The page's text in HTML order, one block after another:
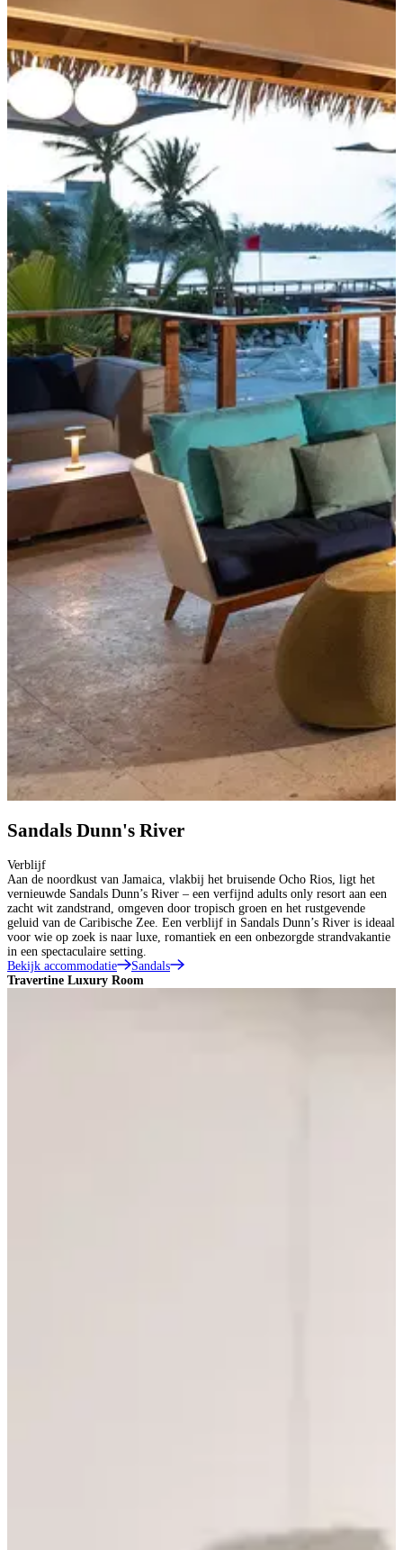
Sandals Dunn's River
Verblijf
Aan de noordkust van Jamaica, vlakbij het bruisende Ocho Rios, ligt het
vernieuwde Sandals Dunn’s River – een verfijnd adults only resort aan een
zacht wit zandstrand, omgeven door tropisch groen en het rustgevende
geluid van de Caribische Zee. Een verblijf in Sandals Dunn’s River is ideaal
voor wie op zoek is naar luxe, romantiek en een onbezorgde strandvakantie
in een spectaculaire setting.
Bekijk accommodatie
Sandals
Travertine Luxury Room